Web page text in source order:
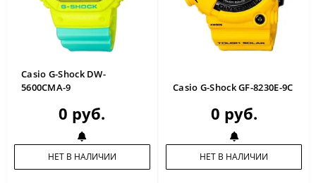
Casio G-Shock DW-
5600CMA-9
0 руб.
НЕТ В НАЛИЧИИ
Casio G-Shock GF-8230E-9C
0 руб.
НЕТ В НАЛИЧИИ